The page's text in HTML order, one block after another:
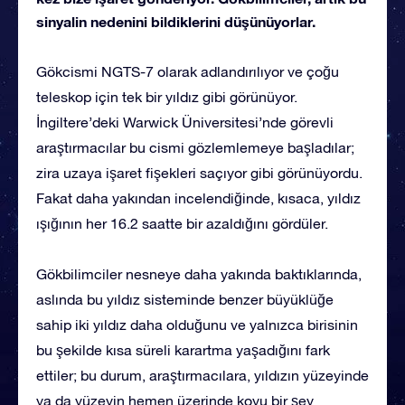
sinyalin nedenini bildiklerini düşünüyorlar.
Gökcismi NGTS-7 olarak adlandırılıyor ve çoğu
teleskop için tek bir yıldız gibi görünüyor.
İngiltere’deki Warwick Üniversitesi’nde görevli
araştırmacılar bu cismi gözlemlemeye başladılar;
zira uzaya işaret fişekleri saçıyor gibi görünüyordu.
Fakat daha yakından incelendiğinde, kısaca, yıldız
ışığının her 16.2 saatte bir azaldığını gördüler.
Gökbilimciler nesneye daha yakında baktıklarında,
aslında bu yıldız sisteminde benzer büyüklüğe
sahip iki yıldız daha olduğunu ve yalnızca birisinin
bu şekilde kısa süreli karartma yaşadığını fark
ettiler; bu durum, araştırmacılara, yıldızın yüzeyinde
ya da yüzeyin hemen üzerinde koyu bir şey